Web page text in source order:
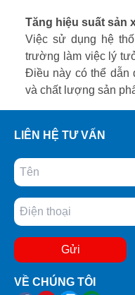
Tăng hiệu suất sản
Việc sử dụng hệ
trường làm việc lý
Điều này có thể dẫn
và chất lượng sản
LIÊN HỆ TƯ VẤN
Gửi
VỀ CHÚNG TÔI